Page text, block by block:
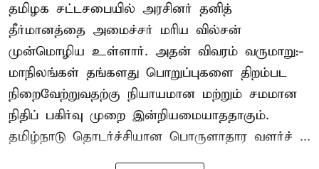
தமிழக சட்டசபையில் அரசினர் தனித்
தீர்மானத்தை அமைச்சர் மரிய வில்சன்
முன்மொழிய உள்ளார். அதன் விவரம் வருமாறு:-
மாநிலங்கள் தங்களது பொறுப்புகளை திறம்பட
நிறைவேற்றுவதற்கு நியாயமான மற்றும் சமமான
நிதிப் பகிர்வு முறை இன்றியமையாததாகும்.
தமிழ்நாடு தொடர்ச்சியான பொருளாதார வளர்ச் ...